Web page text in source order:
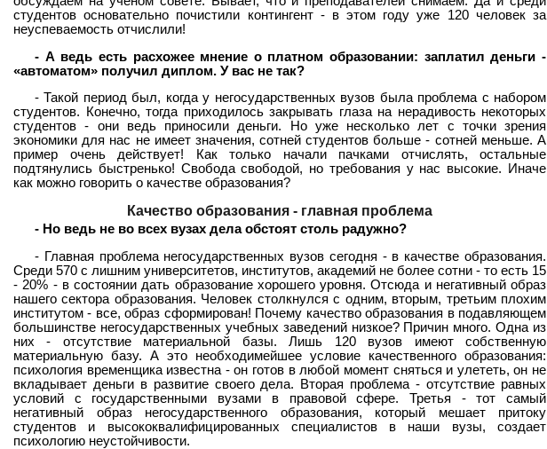
студентов основательно почистили контингент - в этом году уже 120 человек за
неуспеваемость отчислили!
- А ведь есть расхожее мнение о платном образовании: заплатил деньги -
«автоматом» получил диплом. У вас не так?
- Такой период был, когда у негосударственных вузов была проблема с набором
студентов. Конечно, тогда приходилось закрывать глаза на нерадивость некоторых
студентов - они ведь приносили деньги. Но уже несколько лет с точки зрения
экономики для нас не имеет значения, сотней студентов больше - сотней меньше. А
пример очень действует! Как только начали пачками отчислять, остальные
подтянулись быстренько! Свобода свободой, но требования у нас высокие. Иначе
как можно говорить о качестве образования?
Качество образования - главная проблема
- Но ведь не во всех вузах дела обстоят столь радужно?
- Главная проблема негосударственных вузов сегодня - в качестве образования.
Среди 570 с лишним университетов, институтов, академий не более сотни - то есть 15
- 20% - в состоянии дать образование хорошего уровня. Отсюда и негативный образ
нашего сектора образования. Человек столкнулся с одним, вторым, третьим плохим
институтом - все, образ сформирован! Почему качество образования в подавляющем
большинстве негосударственных учебных заведений низкое? Причин много. Одна из
них - отсутствие материальной базы. Лишь 120 вузов имеют собственную
материальную базу. А это необходимейшее условие качественного образования:
психология временщика известна - он готов в любой момент сняться и улететь, он не
вкладывает деньги в развитие своего дела. Вторая проблема - отсутствие равных
условий с государственными вузами в правовой сфере. Третья - тот самый
негативный образ негосударственного образования, который мешает притоку
студентов и высококвалифицированных специалистов в наши вузы, создает
психологию неустойчивости.